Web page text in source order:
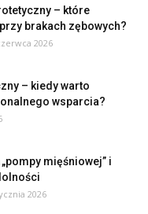
– które
brakach zębowych?
2026
– kiedy warto
wsparcia?
mięśniowej” i
2026